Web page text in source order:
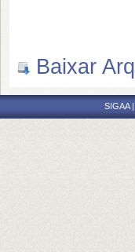
Baixar
SIGAA